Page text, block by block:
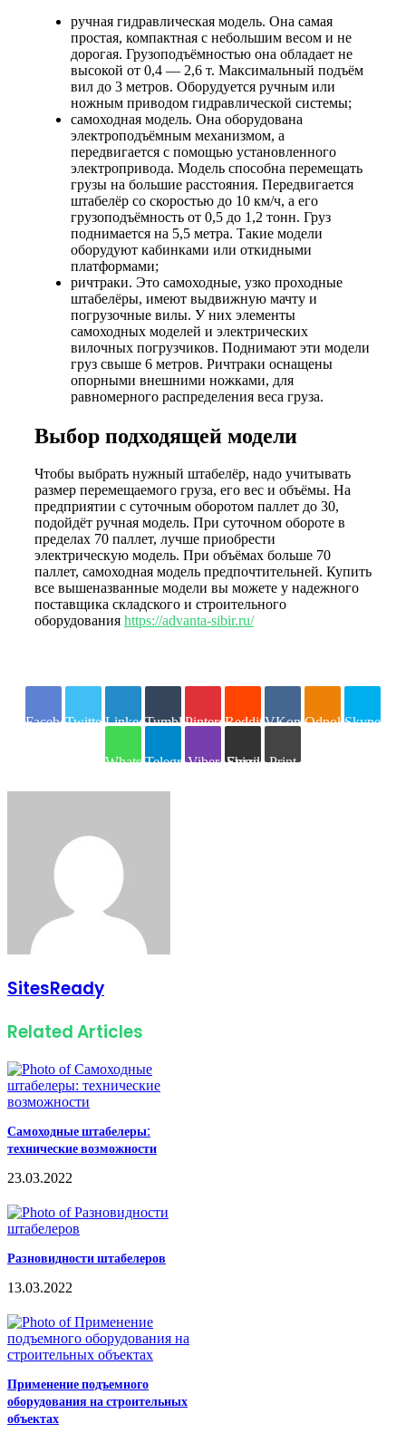
ручная гидравлическая модель. Она самая
простая, компактная с небольшим весом и не
дорогая. Грузоподъёмностью она обладает не
высокой от 0,4 — 2,6 т. Максимальный подъём
вил до 3 метров. Оборудуется ручным или
ножным приводом гидравлической системы;
самоходная модель. Она оборудована
электроподъёмным механизмом, а
передвигается с помощью установленного
электропривода. Модель способна перемещать
грузы на большие расстояния. Передвигается
штабелёр со скоростью до 10 км/ч, а его
грузоподъёмность от 0,5 до 1,2 тонн. Груз
поднимается на 5,5 метра. Такие модели
оборудуют кабинками или откидными
платформами;
ричтраки. Это самоходные, узко проходные
штабелёры, имеют выдвижную мачту и
погрузочные вилы. У них элементы
самоходных моделей и электрических
вилочных погрузчиков. Поднимают эти модели
груз свыше 6 метров. Ричтраки оснащены
опорными внешними ножками, для
равномерного распределения веса груза.
Выбор подходящей модели
Чтобы выбрать нужный штабелёр, надо учитывать
размер перемещаемого груза, его вес и объёмы. На
предприятии с суточным оборотом паллет до 30,
подойдёт ручная модель. При суточном обороте в
пределах 70 паллет, лучше приобрести
электрическую модель. При объёмах больше 70
паллет, самоходная модель предпочтительней. Купить
все вышеназванные модели вы можете у надежного
поставщика складского и строительного
оборудования https://advanta-sibir.ru/
FacebookTwitterLinkedInTumblrPinterestReddit VKontakteOdnoklassniki
Skype
WhatsAppTelegramViber Share via Email Print
SitesReady
Related Articles
Самоходные штабелеры:
технические возможности
23.03.2022
Разновидности штабелеров
13.03.2022
Применение подъемного
оборудования на строительных
объектах